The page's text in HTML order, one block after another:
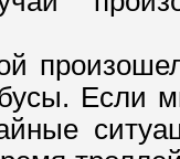
Если